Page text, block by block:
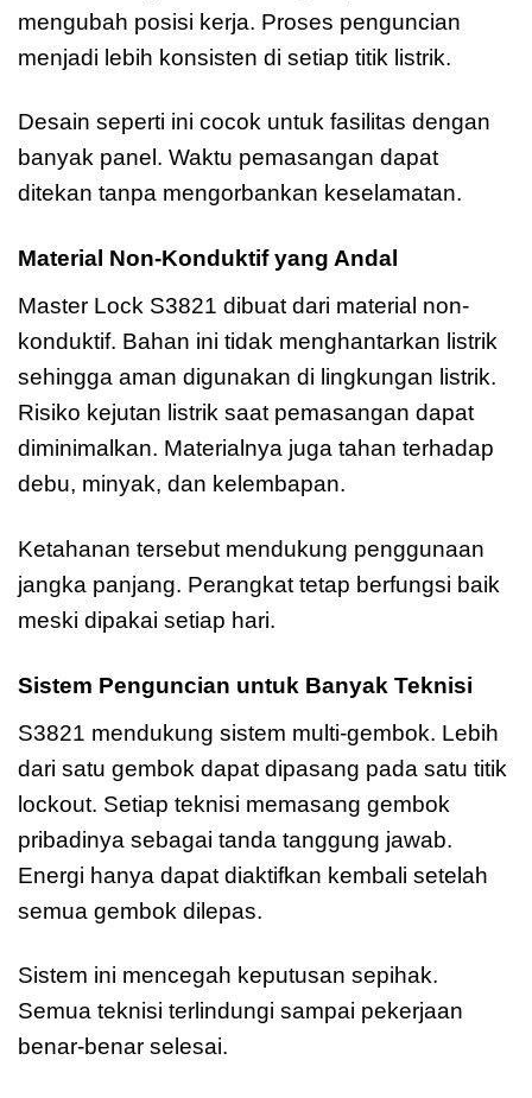
mengubah posisi kerja. Proses penguncian
menjadi lebih konsisten di setiap titik listrik.
Desain seperti ini cocok untuk fasilitas dengan
banyak panel. Waktu pemasangan dapat
ditekan tanpa mengorbankan keselamatan.
Material Non-Konduktif yang Andal
Master Lock S3821 dibuat dari material non-
konduktif. Bahan ini tidak menghantarkan listrik
sehingga aman digunakan di lingkungan listrik.
Risiko kejutan listrik saat pemasangan dapat
diminimalkan. Materialnya juga tahan terhadap
debu, minyak, dan kelembapan.
Ketahanan tersebut mendukung penggunaan
jangka panjang. Perangkat tetap berfungsi baik
meski dipakai setiap hari.
Sistem Penguncian untuk Banyak Teknisi
S3821 mendukung sistem multi-gembok. Lebih
dari satu gembok dapat dipasang pada satu titik
lockout. Setiap teknisi memasang gembok
pribadinya sebagai tanda tanggung jawab.
Energi hanya dapat diaktifkan kembali setelah
semua gembok dilepas.
Sistem ini mencegah keputusan sepihak.
Semua teknisi terlindungi sampai pekerjaan
benar-benar selesai.